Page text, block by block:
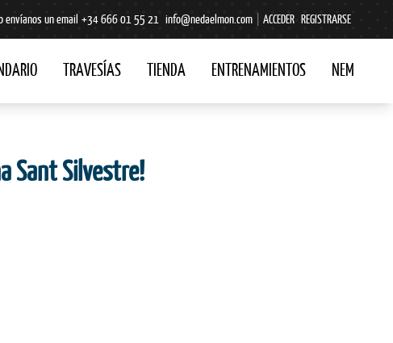
envíanos un email +34 666 01 55 21 info@nedaelmon.com ACCEDER REGISTRARSE
TRAVESÍAS TIENDA ENTRENAMIENTOS NEM
Sant Silvestre!